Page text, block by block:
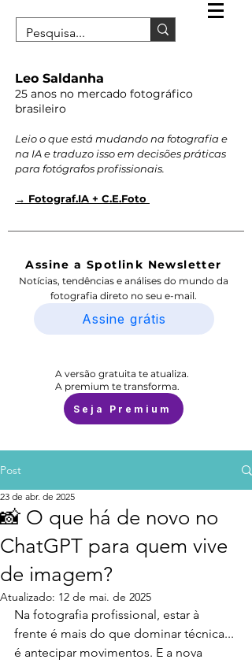
Leo Saldanha
25 anos no mercado fotográfico
brasileiro
Leio o que está mudando na fotografia e
na IA e traduzo isso em decisões práticas
para fotógrafos profissionais.
→ Fotograf.IA + C.E.Foto
Assine a Spotlink Newsletter
Notícias, tendências e análises do mundo da
fotografia direto no seu e-mail.
Assine grátis
A versão gratuita te atualiza.
A premium te transforma.
Seja Premium
Post
📸 O que há de novo no
ChatGPT para quem vive
de imagem?
23 de abr. de 2025
Atualizado: 12 de mai. de 2025
Na fotografia profissional, estar à
frente é mais do que dominar técnica...
é antecipar movimentos. E a nova